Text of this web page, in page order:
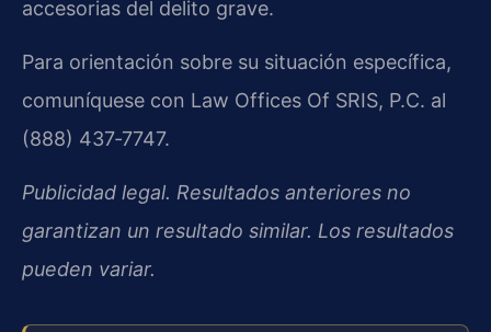
accesorias del delito grave.
Para orientación sobre su situación específica,
comuníquese con Law Offices Of SRIS, P.C. al
(888) 437‑7747.
Publicidad legal. Resultados anteriores no
garantizan un resultado similar. Los resultados
pueden variar.